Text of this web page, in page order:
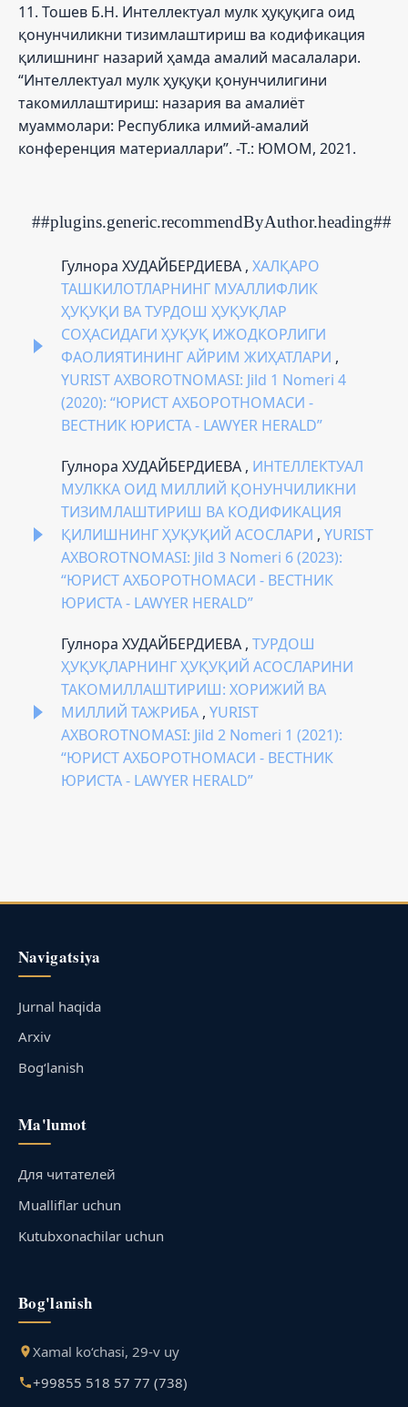
11. Тошев Б.Н. Интеллектуал мулк ҳуқуқига оид
қонунчиликни тизимлаштириш ва кодификация
қилишнинг назарий ҳамда амалий масалалари.
“Интеллектуал мулк ҳуқуқи қонунчилигини
такомиллаштириш: назария ва амалиёт
муаммолари: Республика илмий-амалий
конференция материаллари”. -Т.: ЮМОМ, 2021.
##plugins.generic.recommendByAuthor.heading##
Гулнора ХУДАЙБЕРДИЕВА , ХАЛҚАРО
ТАШКИЛОТЛАРНИНГ МУАЛЛИФЛИК
ҲУҚУҚИ ВА ТУРДОШ ҲУҚУҚЛАР
СОҲАСИДАГИ ҲУҚУҚ ИЖОДКОРЛИГИ
ФАОЛИЯТИНИНГ АЙРИМ ЖИҲАТЛАРИ ,
YURIST AXBOROTNOMASI: Jild 1 Nomeri 4
(2020): “ЮРИСТ АХБОРОТНОМАСИ -
ВЕСТНИК ЮРИСТА - LAWYER HERALD”
Гулнора ХУДАЙБЕРДИЕВА , ИНТЕЛЛЕКТУАЛ
МУЛККА ОИД МИЛЛИЙ ҚОНУНЧИЛИКНИ
ТИЗИМЛАШТИРИШ ВА КОДИФИКАЦИЯ
ҚИЛИШНИНГ ҲУҚУҚИЙ АСОСЛАРИ , YURIST
AXBOROTNOMASI: Jild 3 Nomeri 6 (2023):
“ЮРИСТ АХБОРОТНОМАСИ - ВЕСТНИК
ЮРИСТА - LAWYER HERALD”
Гулнора ХУДАЙБЕРДИЕВА , ТУРДОШ
ҲУҚУҚЛАРНИНГ ҲУҚУҚИЙ АСОСЛАРИНИ
ТАКОМИЛЛАШТИРИШ: ХОРИЖИЙ ВА
МИЛЛИЙ ТАЖРИБА , YURIST
AXBOROTNOMASI: Jild 2 Nomeri 1 (2021):
“ЮРИСТ АХБОРОТНОМАСИ - ВЕСТНИК
ЮРИСТА - LAWYER HERALD”
Navigatsiya
Jurnal haqida
Arxiv
Bog‘lanish
Ma'lumot
Для читателей
Mualliflar uchun
Kutubxonachilar uchun
Bog'lanish
Xamal ko‘chasi, 29-v uy
+99855 518 57 77 (738)